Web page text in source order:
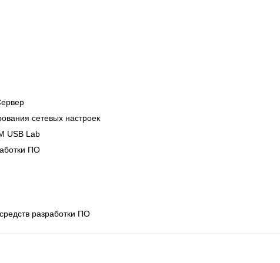
сетевых настроек
USB Lab
ПО
разработки ПО